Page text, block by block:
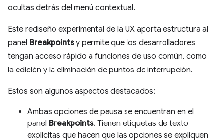
ocultas detrás del menú contextual.
Este rediseño experimental de la UX aporta estructura al
panel Breakpointsy permite que los desarrolladores
tengan acceso rápido a funciones de uso común, como
la edición y la eliminación de puntos de interrupción.
Estos son algunos aspectos destacados:
Ambas opciones de pausa se encuentran en el
panel Breakpoints. Tienen etiquetas de texto
explícitas que hacen que las opciones se expliquen